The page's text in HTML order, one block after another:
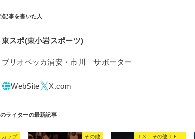
東スポ(東小岩スポーツ)
ブリオベッカ浦安・市川 サポーター
カップ その他 Ｊ３ その他ＪＦＬ